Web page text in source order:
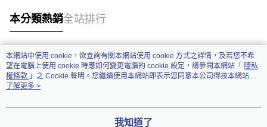
本分類熱銷全站排行
熱門標籤
本網站中使用 cookie，欲查詢有關本網站使用 cookie 方式之詳情，及若您不希
望在電腦上使用 cookie 時應如何變更電腦的 cookie 設定，請參閱本網站「 隱私
權條款 」之 Cookie 聲明。您繼續使用本網站即表示您同意本公司得按本網站使
用條款之 Cookie 聲明使用 cookie。
了解更多 >
我知道了